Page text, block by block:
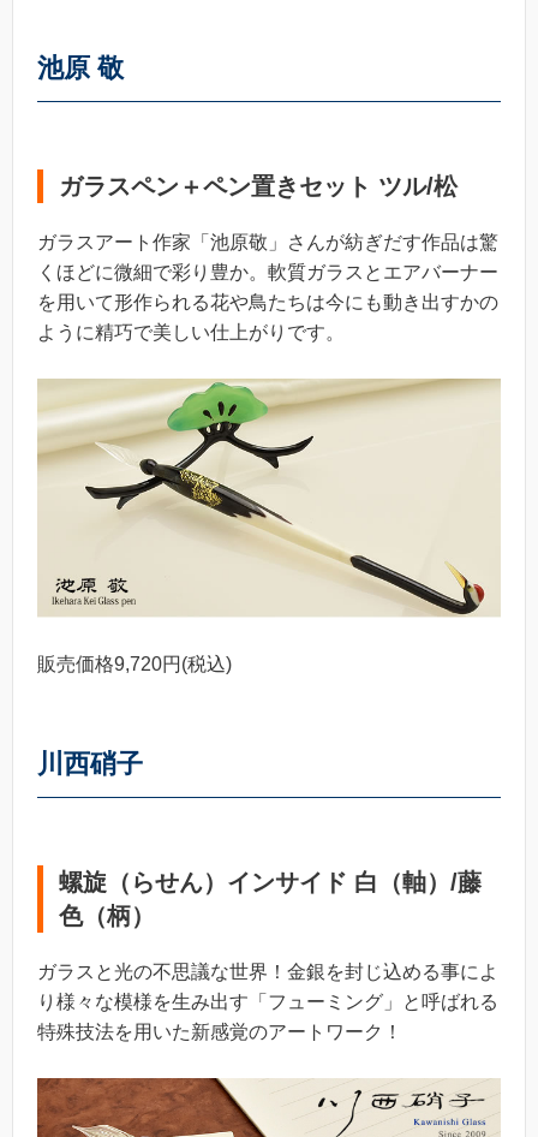
池原 敬
ガラスペン＋ペン置きセット ツル/松
ガラスアート作家「池原敬」さんが紡ぎだす作品は驚
くほどに微細で彩り豊か。軟質ガラスとエアバーナー
を用いて形作られる花や鳥たちは今にも動き出すかの
ように精巧で美しい仕上がりです。
販売価格9,720円(税込)
川西硝子
螺旋（らせん）インサイド 白（軸）/藤
色（柄）
ガラスと光の不思議な世界！金銀を封じ込める事によ
り様々な模様を生み出す「フューミング」と呼ばれる
特殊技法を用いた新感覚のアートワーク！